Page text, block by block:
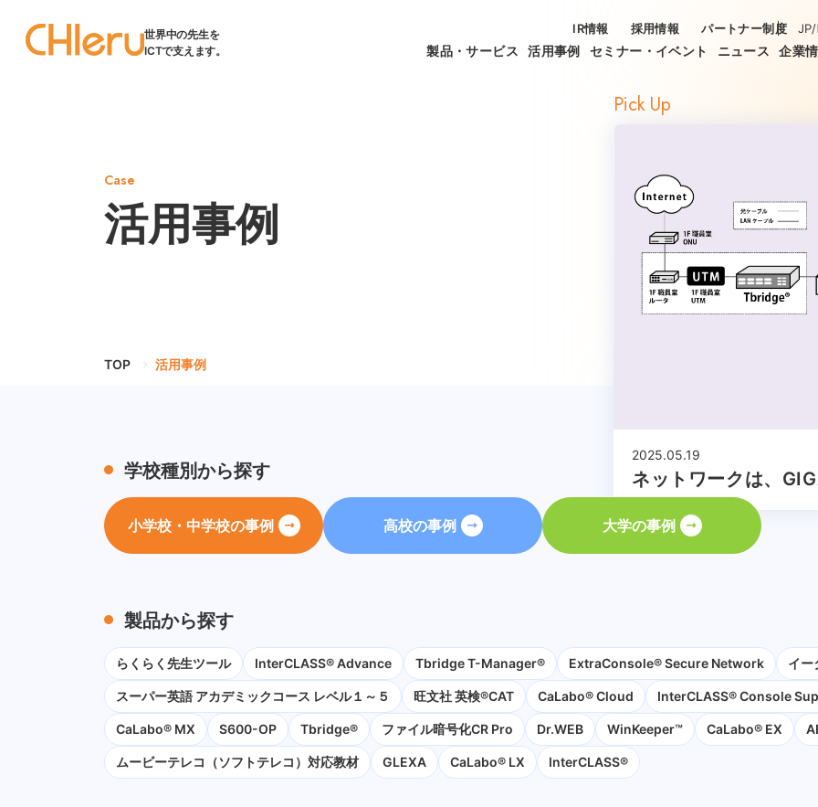
世界中の先生を
ICTで支えます。
製品・サービス 活用事例 セミナー・イベント ニュース 企業
IR情報 採用情報 パートナー制度 JP/
Case
活用事例
TOP 活用事例
Pick Up
2025.05.19
ネットワークは、
ール構想第二期で、
学校種別から探す
小学校・中学校の事例 高校の事例 大学の事例
製品から探す
らくらく先生ツール InterCLASS® Advance Tbridge T-Manager® ExtraConsole® Secure Network イー
スーパー英語 アカデミックコース レベル１～５ 旺文社 英検®CAT CaLabo®︎ Cloud InterCLASS®︎ Console
CaLabo® MX S600-OP Tbridge® ファイル暗号化CR Pro Dr.WEB WinKeeper™ CaLabo® EX
ムービーテレコ（ソフトテレコ）対応教材 GLEXA CaLabo® LX InterCLASS®